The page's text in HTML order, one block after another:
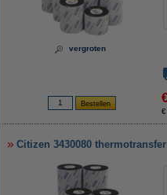
vergroten
Citizen 3430080